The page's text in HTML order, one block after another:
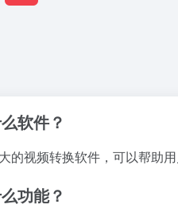
软件？
的视频转换软件，可以帮助
功能？